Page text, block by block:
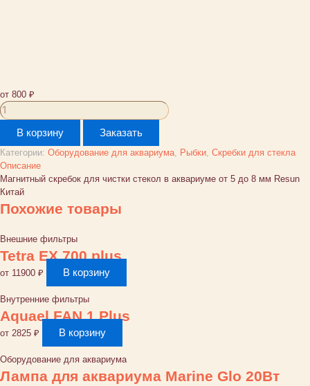
от 800 ₽
Количество
товара
Магнитный
скребок
для
чистки
стекол
в
аквариуме
5
до
8
мм
Китай
В корзину Заказать
Категории: Оборудование для аквариума Рыбки Скребки для стекла
Описание
Магнитный скребок для чистки стекол в аквариуме от 5 до 8 мм Resun
Китай
Похожие товары
Внешние фильтры
Tetra EX 700 plus
от 11900 ₽ В корзину
Внутренние фильтры
Aquael FAN 1 Plus
от 2825 ₽ В корзину
Оборудование для аквариума
Лампа для аквариума Marine Glo 20Вт